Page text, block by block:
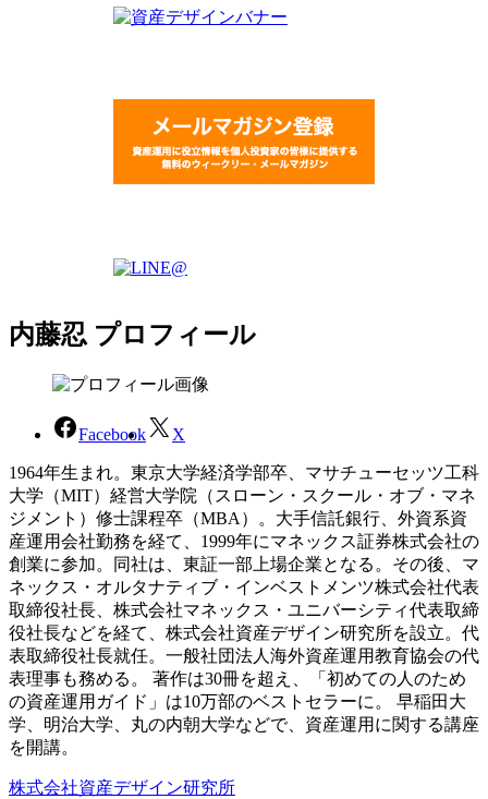
内藤忍 プロフィール
Facebook X
1964年生まれ。東京大学経済学部卒、マサチューセッツ工科
大学（MIT）経営大学院（スローン・スクール・オブ・マネ
ジメント）修士課程卒（MBA）。大手信託銀行、外資系資
産運用会社勤務を経て、1999年にマネックス証券株式会社の
創業に参加。同社は、東証一部上場企業となる。その後、マ
ネックス・オルタナティブ・インベストメンツ株式会社代表
取締役社長、株式会社マネックス・ユニバーシティ代表取締
役社長などを経て、株式会社資産デザイン研究所を設立。代
表取締役社長就任。一般社団法人海外資産運用教育協会の代
表理事も務める。 著作は30冊を超え、「初めての人のため
の資産運用ガイド」は10万部のベストセラーに。 早稲田大
学、明治大学、丸の内朝大学などで、資産運用に関する講座
を開講。
株式会社資産デザイン研究所